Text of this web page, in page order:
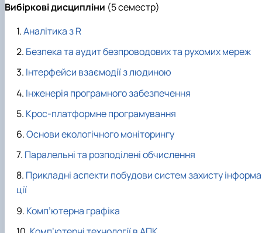
Вибірковідисципліни (5 семестр)
Аналітика з R
Безпека та аудит безпроводових та рухомих мереж
Інтерфейси взаємодії з людиною
Інженерія програмного забезпечення
Крос-платформне програмування
Основи екологічного моніторингу
Паралельні та розподілені обчислення
Прикладні аспекти побудови систем захисту інформа
ції
Комп’ютерна графіка